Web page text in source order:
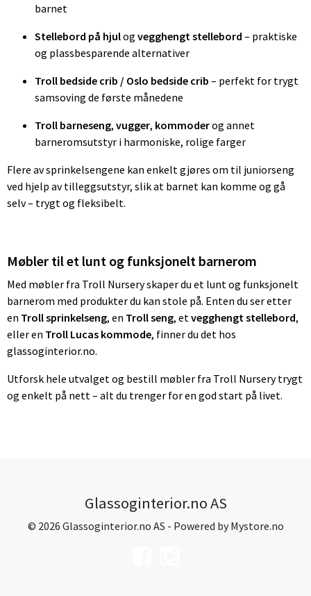
barnet
Stellebord på hjulog vegghengt stellebord – praktiske
og plassbesparende alternativer
Troll bedside crib / Oslo bedside crib – perfekt for trygt
samsoving de første månedene
Troll barneseng, vugger, kommoderog annet
barneromsutstyr i harmoniske, rolige farger
Flere av sprinkelsengene kan enkelt gjøres om til juniorseng
ved hjelp av tilleggsutstyr, slik at barnet kan komme og gå
selv – trygt og fleksibelt.
Møbler til et lunt og funksjonelt barnerom
Med møbler fra Troll Nursery skaper du et lunt og funksjonelt
barnerom med produkter du kan stole på. Enten du ser etter
en Troll sprinkelseng, en Troll seng, etvegghengt stellebord,
eller en Troll Lucas kommode, finner du det hos
glassoginterior.no.
Utforsk hele utvalget og bestill møbler fra Troll Nursery trygt
og enkelt på nett – alt du trenger for en god start på livet.
Glassoginterior.no AS
© 2026 Glassoginterior.no AS - Powered byMystore.no